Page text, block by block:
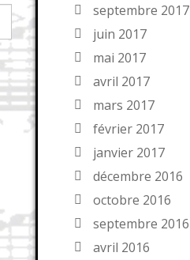
septembre 2017
juin 2017
mai 2017
avril 2017
mars 2017
février 2017
janvier 2017
décembre 2016
octobre 2016
septembre 2016
avril 2016